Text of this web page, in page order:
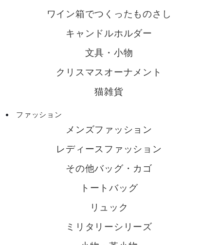
ワイン箱でつくったものさし
キャンドルホルダー
文具・小物
クリスマスオーナメント
猫雑貨
ファッション
メンズファッション
レディースファッション
その他バッグ・カゴ
トートバッグ
リュック
ミリタリーシリーズ